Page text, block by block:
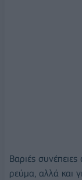
Βαριές
ρεύμα, αλλά και